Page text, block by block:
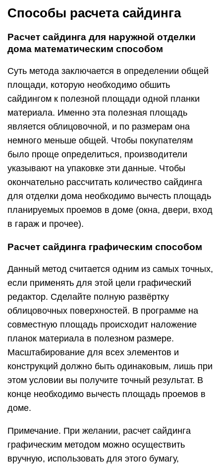
Способы расчета сайдинга
Расчет сайдинга для наружной отделки
дома математическим способом
Суть метода заключается в определении общей
площади, которую необходимо обшить
сайдингом к полезной площади одной планки
материала. Именно эта полезная площадь
является облицовочной, и по размерам она
немного меньше общей. Чтобы покупателям
было проще определиться, производители
указывают на упаковке эти данные. Чтобы
окончательно рассчитать количество сайдинга
для отделки дома необходимо вычесть площадь
планируемых проемов в доме (окна, двери, вход
в гараж и прочее).
Расчет сайдинга графическим способом
Данный метод считается одним из самых точных,
если применять для этой цели графический
редактор. Сделайте полную развёртку
облицовочных поверхностей. В программе на
совместную площадь происходит наложение
планок материала в полезном размере.
Масштабирование для всех элементов и
конструкций должно быть одинаковым, лишь при
этом условии вы получите точный результат. В
конце необходимо вычесть площадь проемов в
доме.
Примечание. При желании, расчет сайдинга
графическим методом можно осуществить
вручную, использовать для этого бумагу,